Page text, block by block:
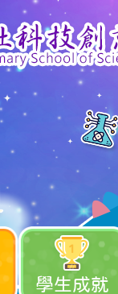
學生成就